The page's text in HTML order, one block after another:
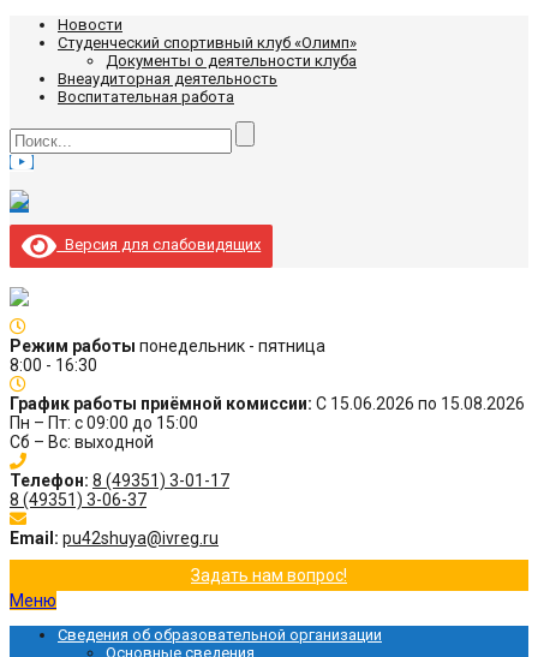
Новости
Студенческий спортивный клуб «Олимп»
Документы о деятельности клуба
Внеаудиторная деятельность
Воспитательная работа
Версия для слабовидящих
Режим работы понедельник - пятница
8:00 - 16:30
График работы приёмной комиссии: С 15.06.2026 по 15.08.2026
Пн – Пт: с 09:00 до 15:00
Сб – Вс: выходной
Телефон: 8 (49351) 3-01-17
8 (49351) 3-06-37
Email: pu42shuya@ivreg.ru
Задать нам вопрос!
Меню
Сведения об образовательной организации
Основные сведения